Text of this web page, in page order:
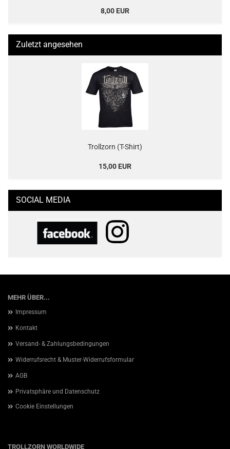
8,00 EUR
Zuletzt angesehen
Trollzorn (T-Shirt)
15,00 EUR
SOCIAL MEDIA
MEHR ÜBER...
Impressum
Kontakt
Versand- & Zahlungsbedingungen
Widerrufsrecht & Muster-Widerrufsformular
AGB
Privatsphäre und Datenschutz
Cookie Einstellungen
TROLLZORN WORLDWIDE